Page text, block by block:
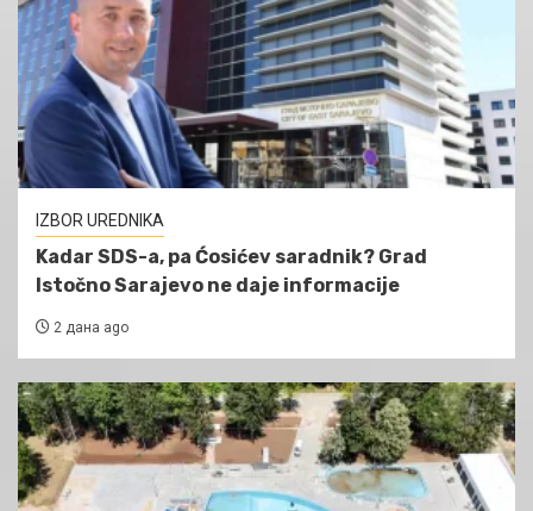
IZBOR UREDNIKA
Kadar SDS-a, pa Ćosićev saradnik? Grad
Istočno Sarajevo ne daje informacije
2 дана ago